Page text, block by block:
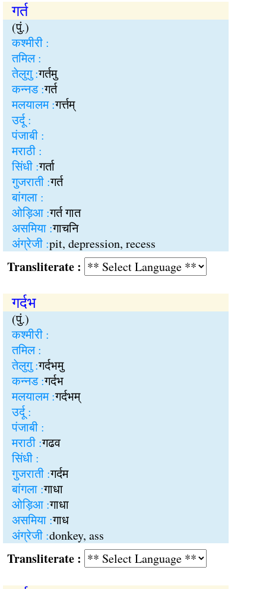
गर्त
(पुं.)
कश्मीरी :
तमिल :
तेलुगु :गर्तमु
कन्नड :गर्त
मलयालम :गर्त्तम्
उर्दू :
पंजाबी :
मराठी :
सिंधी :गर्ता
गुजराती :गर्त
बांगला :
ओड़िआ :गर्त गात
असमिया :गाचनि
अंग्रेजी :pit, depression, recess
:
गर्दभ
(पुं.)
कश्मीरी :
तमिल :
तेलुगु :गर्दभमु
कन्नड :गर्दभ
मलयालम :गर्दभम्
उर्दू :
पंजाबी :
मराठी :गढव
सिंधी :
गुजराती :गर्दम
बांगला :गाधा
ओड़िआ :गाधा
असमिया :गाध
अंग्रेजी :donkey, ass
: